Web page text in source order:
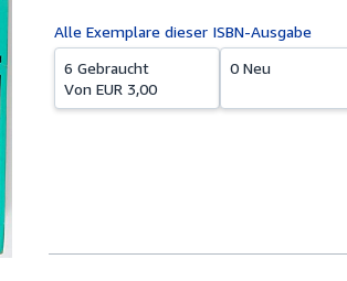
Alle Exemplare dieser ISBN-Ausgabe
6 Gebraucht
Von EUR 3,00
0 Neu